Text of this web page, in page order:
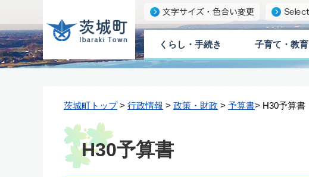
くらし・手続き 子育て・教育
茨城町トップ> 行政情報 > 政策・財政 > 予算書> H30予算書
H30予算書